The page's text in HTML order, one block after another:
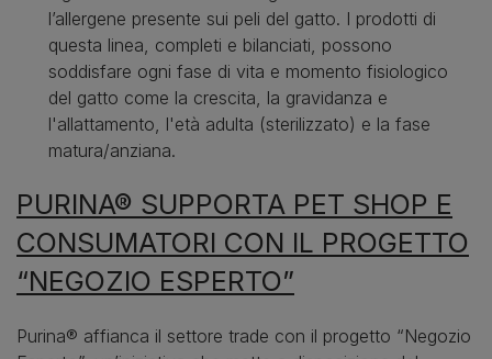
l’allergene presente sui peli del gatto. I prodotti di
questa linea, completi e bilanciati, possono
soddisfare ogni fase di vita e momento fisiologico
del gatto come la crescita, la gravidanza e
l'allattamento, l'età adulta (sterilizzato) e la fase
matura/anziana.
PURINA® SUPPORTA PET SHOP E
CONSUMATORI CON IL PROGETTO
“NEGOZIO ESPERTO”
Purina® affianca il settore trade con il progetto “Negozio